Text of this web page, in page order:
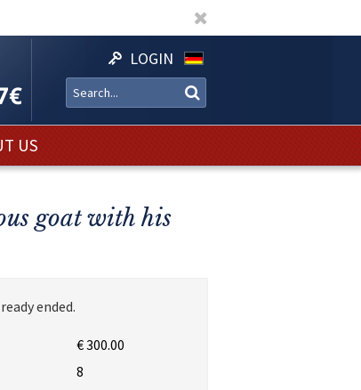
LOGIN
US
goat with his
ended.
€ 300.00
8